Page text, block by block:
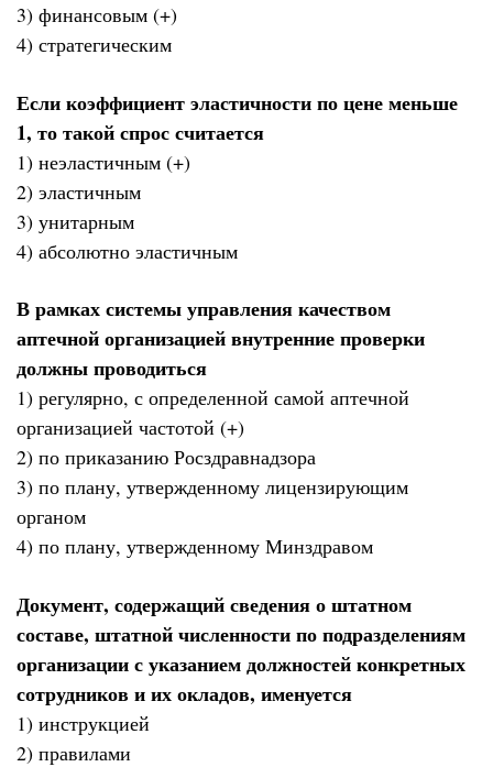
3) финансовым (+)
4) стратегическим
Если коэффициент эластичности по цене меньше
1, то такой спрос считается
1) неэластичным (+)
2) эластичным
3) унитарным
4) абсолютно эластичным
В рамках системы управления качеством
аптечной организацией внутренние проверки
должны проводиться
1) регулярно, с определенной самой аптечной
организацией частотой (+)
2) по приказанию Росздравнадзора
3) по плану, утвержденному лицензирующим
органом
4) по плану, утвержденному Минздравом
Документ, содержащий сведения о штатном
составе, штатной численности по подразделениям
организации с указанием должностей конкретных
сотрудников и их окладов, именуется
1) инструкцией
2) правилами